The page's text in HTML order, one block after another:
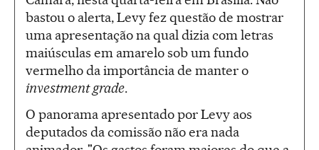
bastou o alerta, Levy fez questão de mostrar
uma apresentação na qual dizia com letras
maiúsculas em amarelo sob um fundo
vermelho da importância de manter o
investment grade.
O panorama apresentado por Levy aos
deputados da comissão não era nada